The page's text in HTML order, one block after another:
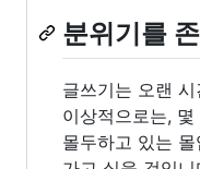
분위기를
글쓰기는 오랜
이상적으로는,
몰두하고 있는